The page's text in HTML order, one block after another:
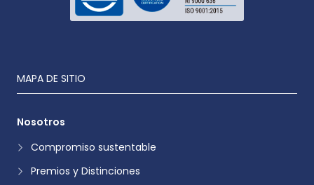
MAPA DE SITIO
Nosotros
Compromiso sustentable
Premios y Distinciones